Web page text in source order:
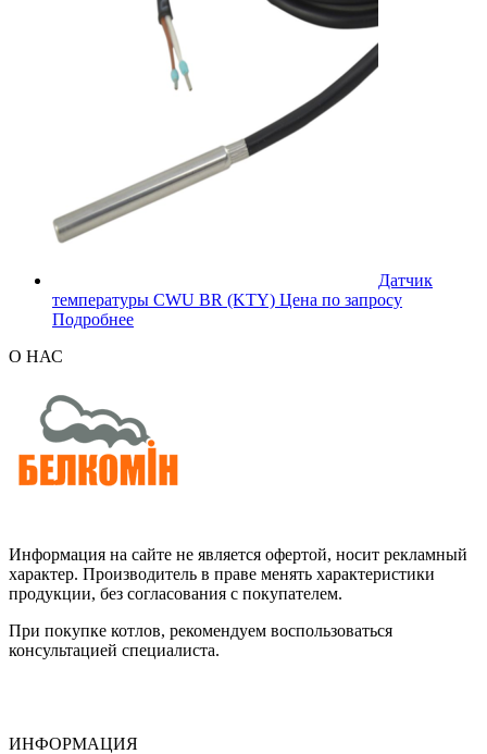
Датчик
температуры CWU BR (KTY) Цена по запросу
Подробнее
О НАС
Информация на сайте не является офертой, носит рекламный
характер. Производитель в праве менять характеристики
продукции, без согласования с покупателем.
При покупке котлов, рекомендуем воспользоваться
консультацией специалиста.
ИНФОРМАЦИЯ